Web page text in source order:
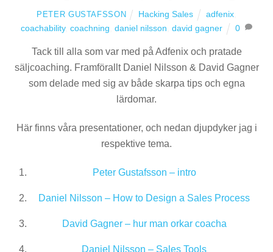
PETER GUSTAFSSON Hacking Sales adfenix
coachability,coachning ,daniel nilsson ,david gagner 0
Tack till alla som var med på Adfenix och pratade
säljcoaching. Framförallt Daniel Nilsson & David Gagner
som delade med sig av både skarpa tips och egna
lärdomar.
Här finns våra presentationer, och nedan djupdyker jag i
respektive tema.
Peter Gustafsson – intro
Daniel Nilsson – How to Design a Sales Process
David Gagner – hur man orkar coacha
Daniel Nilsson – Sales Tools